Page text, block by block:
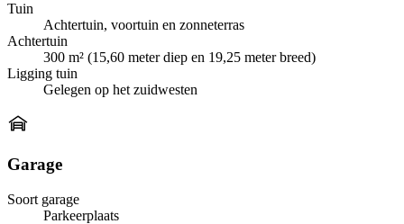
Tuin
Achtertuin, voortuin en zonneterras
Achtertuin
300 m² (15,60 meter diep en 19,25 meter breed)
Ligging tuin
Gelegen op het zuidwesten
Garage
Soort garage
Parkeerplaats